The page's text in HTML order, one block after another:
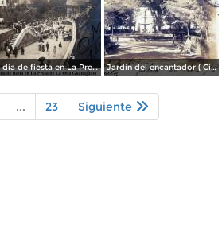
Un dia de fiesta en La Presa de La Olla Guanajuato ( Circulada el 9 de Agosto de 1905 ). Jardin del encantador ( Circulada el 30 de Julio de 1905 ).
... 23 Siguiente